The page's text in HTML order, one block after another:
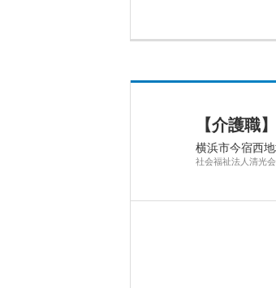
【介護職
横浜市今宿西
社会福祉法人清光会